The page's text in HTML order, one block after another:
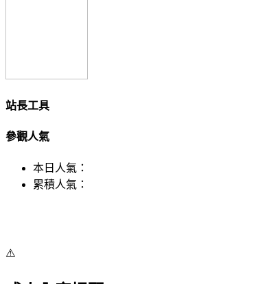
站長工具
參觀人氣
本日人氣：
累積人氣：
⚠️